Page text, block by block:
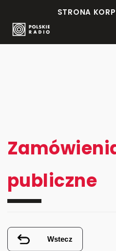
STRONA
publiczne
Wstecz